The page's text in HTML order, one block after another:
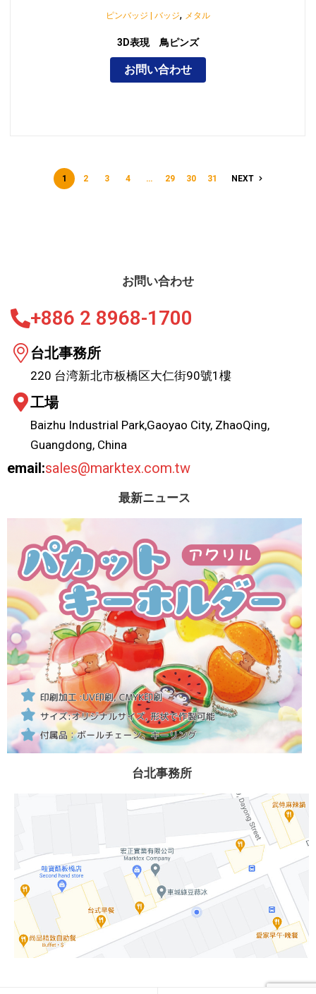
ピンバッジ | バッジ, メタル
3D表現 鳥ピンズ
お問い合わせ
1 2 3 4 … 29 30 31 NEXT
お問い合わせ
+886 2 8968-1700
台北事務所
220 台湾新北市板橋区大仁街90號1樓
工場
Baizhu Industrial Park,Gaoyao City, ZhaoQing,
Guangdong, China
email:sales@marktex.com.tw
最新ニュース
台北事務所